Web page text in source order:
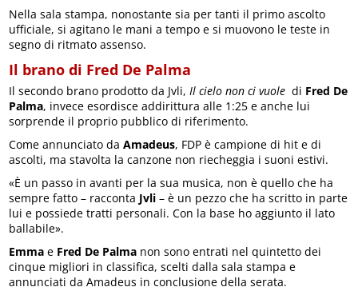
Nella sala stampa, nonostante sia per tanti il primo ascolto
ufficiale, si agitano le mani a tempo e si muovono le teste in
segno di ritmato assenso.
Il brano di Fred De Palma
Il secondo brano prodotto da Jvli,Il cielo non ci vuole di Fred De
Palma, invece esordisce addirittura alle 1:25 e anche lui
sorprende il proprio pubblico di riferimento.
Come annunciato daAmadeus, FDP è campione di hit e di
ascolti, ma stavolta la canzone non riecheggia i suoni estivi.
«È un passo in avanti per la sua musica, non è quello che ha
sempre fatto – racconta Jvli – è un pezzo che ha scritto in parte
lui e possiede tratti personali. Con la base ho aggiunto il lato
ballabile».
Emma e Fred De Palma non sono entrati nel quintetto dei
cinque migliori in classifica, scelti dalla sala stampa e
annunciati da Amadeus in conclusione della serata.